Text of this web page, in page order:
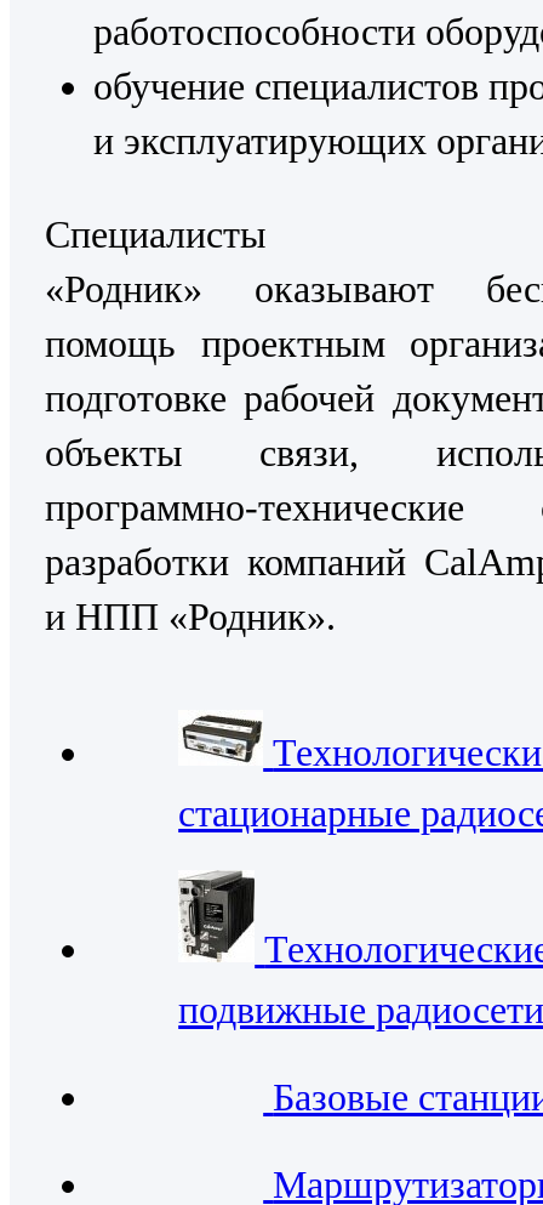
работоспособности
обучение специалистов
и эксплуатирующих
Специалисты
«Родник» оказывают
помощь проектным
подготовке рабочей
объекты связи,
программно-технические
разработки компаний
и НПП «Родник».
стационарные
подвижные
Базовые